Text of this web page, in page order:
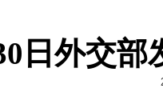
日外交